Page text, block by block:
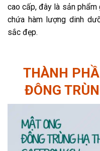
cao cấp, đây là sản phẩm
chứa hàm lượng dinh
sắc đẹp.
THÀNH
ĐÔNG